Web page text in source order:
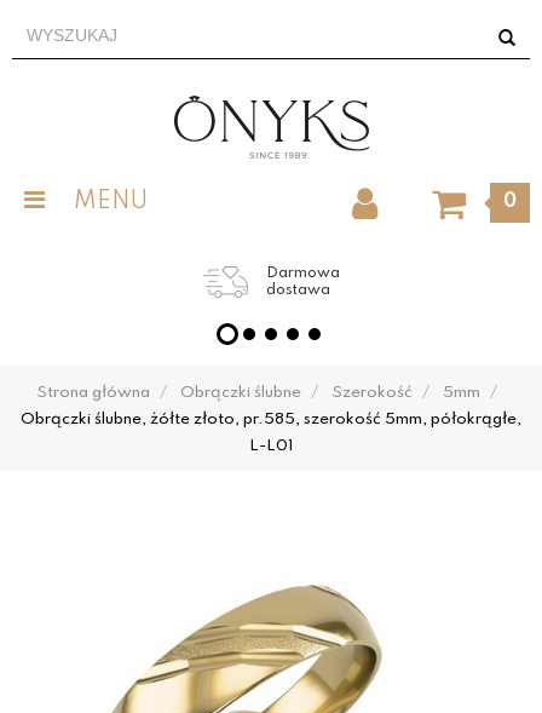
MENU 0
Darmowa
dostawa
Strona główna Obrączki ślubne Szerokość
5mm
Obrączki ślubne, żółte złoto, pr.585, szerokość 5mm, półokrągłe,
L-L01